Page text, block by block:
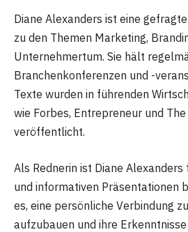
Diane Alexanders ist eine
zu den Themen Marketing,
Unternehmertum. Sie hält
Branchenkonferenzen und -
Texte wurden in führenden
wie Forbes, Entrepreneur und
veröffentlicht.
Als Rednerin ist Diane
und informativen Präsentationen
es, eine persönliche Verbindung
aufzubauen und ihre